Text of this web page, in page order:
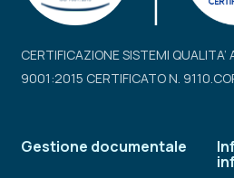
CERTIFICAZIONE SISTEMI QUALITA’
9001:2015 CERTIFICATO N.
Gestione documentale